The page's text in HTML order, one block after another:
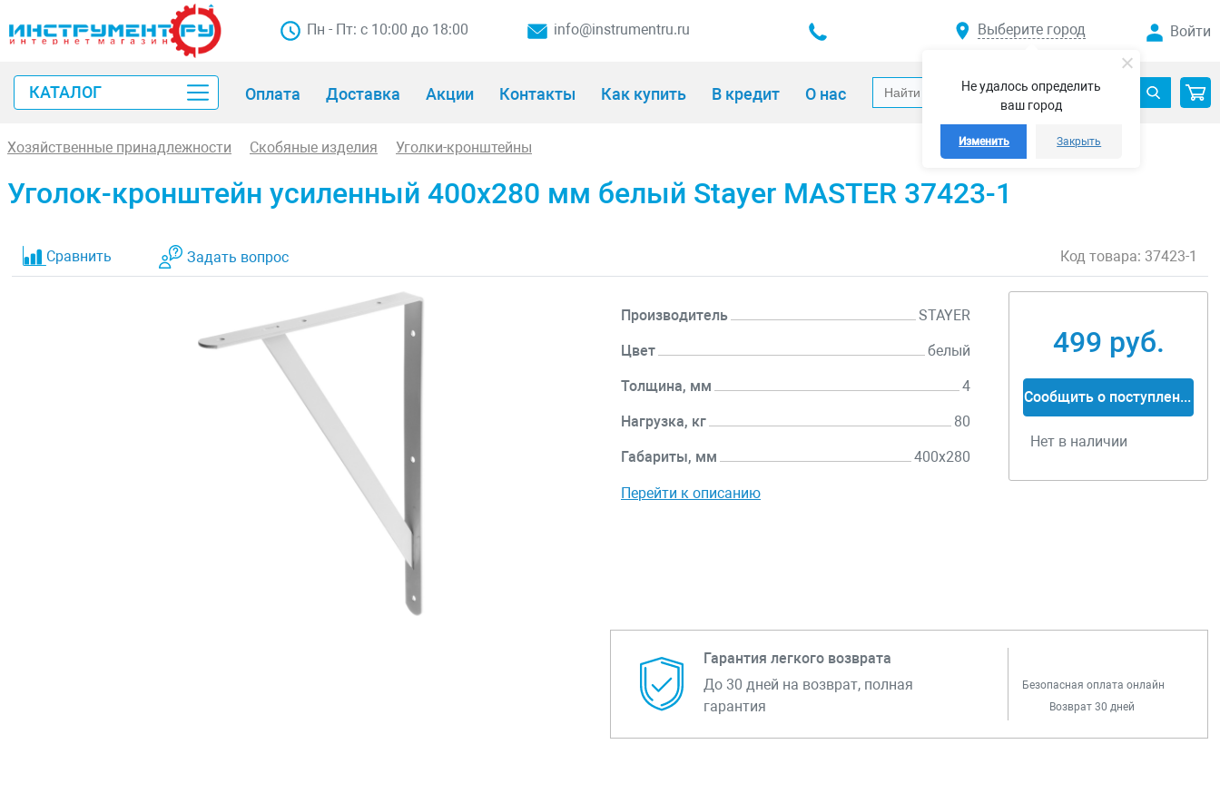
Не удалось определить
ваш город
Изменить Закрыть
Пн - Пт: с 10:00 до 18:00 info@instrumentru.ru Выберите город Войти
КАТАЛОГ Оплата Доставка Акции Контакты Как купить В кредит О нас
Хозяйственные принадлежности Скобяные изделия Уголки-кронштейны
Уголок-кронштейн усиленный 400х280 мм белый Stayer MASTER 37423-1
Сравнить Задать вопрос Код товара: 37423-1
Производитель STAYER
Цвет белый
Толщина, мм 4
Нагрузка, кг 80
Габариты, мм 400х280
Перейти к описанию
499 руб.
Сообщить о поступлении
Нет в наличии
Гарантия легкого возврата
До 30 дней на возврат, полная
гарантия
Безопасная оплата онлайн
Возврат 30 дней